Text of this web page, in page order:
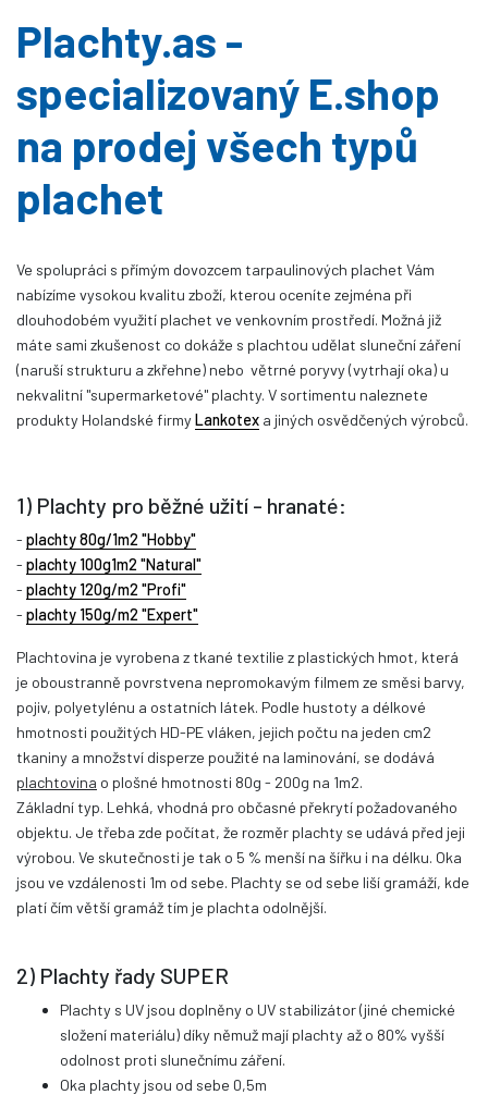
Plachty.as -
specializovaný E.shop
na prodej všech typů
plachet
Ve spolupráci s přímým dovozcem tarpaulinových plachet Vám
nabízíme vysokou kvalitu zboží, kterou oceníte zejména při
dlouhodobém využití plachet ve venkovním prostředí. Možná již
máte sami zkušenost co dokáže s plachtou udělat sluneční záření
(naruší strukturu a zkřehne) nebo větrné poryvy (vytrhají oka) u
nekvalitní "supermarketové" plachty. V sortimentu naleznete
produkty Holandské firmyLankotex a jiných osvědčených výrobců.
1) Plachty pro běžné užití - hranaté:
- plachty 80g/1m2 "Hobby"
- plachty 100g1m2 "Natural"
- plachty 120g/m2 "Profi"
- plachty 150g/m2 "Expert"
Plachtovina je vyrobena z tkané textilie z plastických hmot, která
je oboustranně povrstvena nepromokavým filmem ze směsi barvy,
pojiv, polyetylénu a ostatních látek. Podle hustoty a délkové
hmotnosti použitých HD-PE vláken, jejich počtu na jeden cm2
tkaniny a množství disperze použité na laminování, se dodává
plachtovina o plošné hmotnosti 80g - 200g na 1m2.
Základní typ. Lehká, vhodná pro občasné překrytí požadovaného
objektu. Je třeba zde počítat, že rozměr plachty se udává před jeji
výrobou. Ve skutečnosti je tak o 5 % menší na šířku i na délku. Oka
jsou ve vzdálenosti 1m od sebe. Plachty se od sebe liší gramáží, kde
platí čím větší gramáž tím je plachta odolnější.
2) Plachty řady SUPER
Plachty s UV jsou doplněny o UV stabilizátor (jiné chemické
složení materiálu) díky němuž mají plachty až o 80% vyšší
odolnost proti slunečnímu záření.
Oka plachty jsou od sebe 0,5m